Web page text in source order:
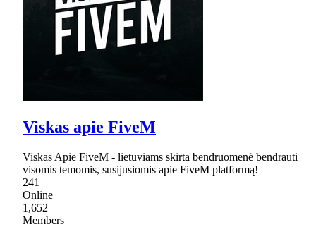
Viskas apie FiveM
Viskas Apie FiveM - lietuviams skirta bendruomenė bendrauti
visomis temomis, susijusiomis apie FiveM platformą!
241
Online
1,652
Members